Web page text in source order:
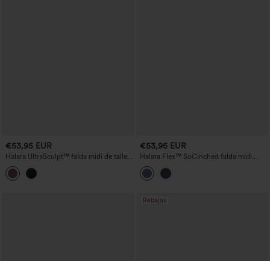
€53,95 EUR
Halara UltraSculpt™ falda midi de talle
alto, fresca y de secado rápido, con
dobladillo de flecos.
€53,95 EUR
Halara Flex™ SoCinched falda midi
vaquera plisada de talle alto con control
abdominal y bolsillos, estilo casual
Rebajas